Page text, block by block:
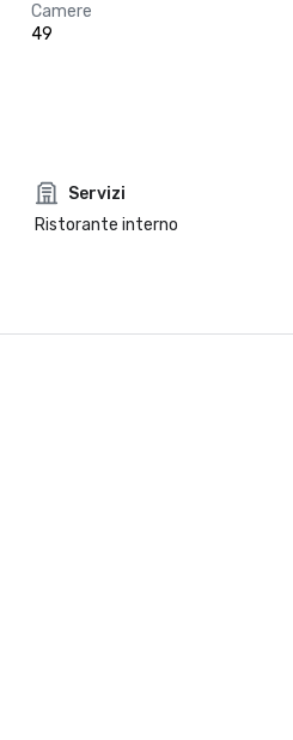
Camere
49
Servizi
Ristorante interno